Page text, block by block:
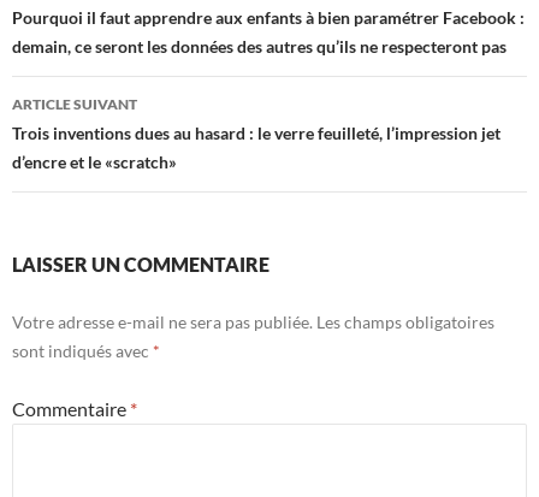
des
articles
Pourquoi il faut apprendre aux enfants à bien paramétrer Facebook :
demain, ce seront les données des autres qu’ils ne respecteront pas
ARTICLE SUIVANT
Trois inventions dues au hasard : le verre feuilleté, l’impression jet
d’encre et le «scratch»
LAISSER UN COMMENTAIRE
Votre adresse e-mail ne sera pas publiée. Les champs obligatoires
sont indiqués avec *
Commentaire *